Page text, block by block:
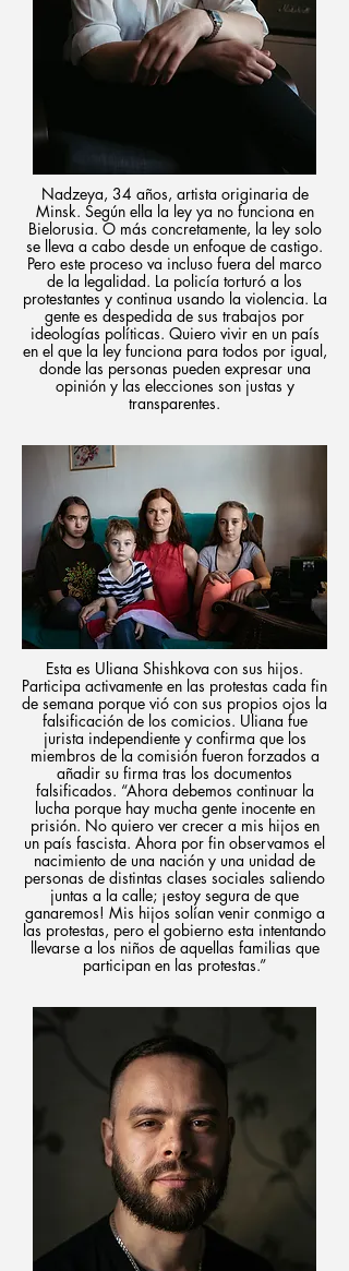
Nadzeya, 34 años, artista originaria de
Minsk. Según ella la ley ya no funciona en
Bielorusia. O más concretamente, la ley solo
se lleva a cabo desde un enfoque de castigo.
Pero este proceso va incluso fuera del marco
de la legalidad. La policía torturó a los
protestantes y continua usando la violencia. La
gente es despedida de sus trabajos por
ideologías políticas. Quiero vivir en un país
en el que la ley funciona para todos por igual,
donde las personas pueden expresar una
opinión y las elecciones son justas y
transparentes.
Esta es Uliana Shishkova con sus hijos.
Participa activamente en las protestas cada fin
de semana porque vió con sus propios ojos la
falsificación de los comicios. Uliana fue
jurista independiente y confirma que los
miembros de la comisión fueron forzados a
añadir su firma tras los documentos
falsificados. “Ahora debemos continuar la
lucha porque hay mucha gente inocente en
prisión. No quiero ver crecer a mis hijos en
un país fascista. Ahora por fin observamos el
nacimiento de una nación y una unidad de
personas de distintas clases sociales saliendo
juntas a la calle; ¡estoy segura de que
ganaremos! Mis hijos solían venir conmigo a
las protestas, pero el gobierno esta intentando
llevarse a los niños de aquellas familias que
participan en las protestas.”